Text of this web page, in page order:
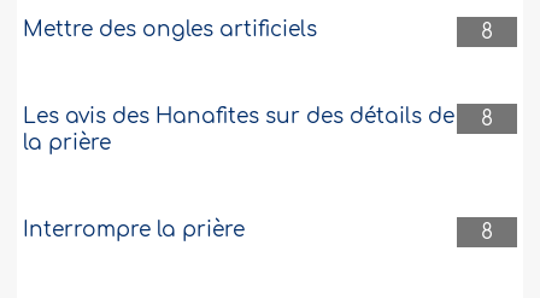
8
Mettre des ongles artificiels
8
Les avis des Hanafites sur des détails de
la prière
8
Interrompre la prière